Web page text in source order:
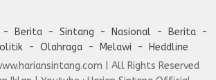
Berita Sintang Nasional
Berita
Olahraga Melawi
Heddline
| All Rights Reserved